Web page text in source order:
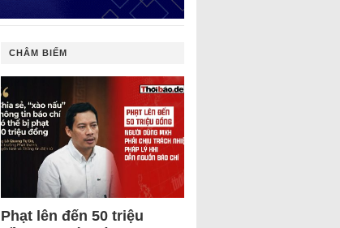
CHÂM BIẾM
Phạt lên đến 50 triệu